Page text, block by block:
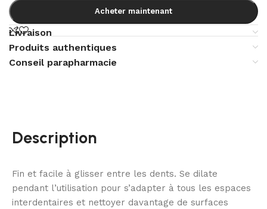
Acheter maintenant
Livraison
Produits authentiques
Conseil parapharmacie
Description
Fin et facile à glisser entre les dents. Se dilate
pendant l’utilisation pour s’adapter à tous les espaces
interdentaires et nettoyer davantage de surfaces